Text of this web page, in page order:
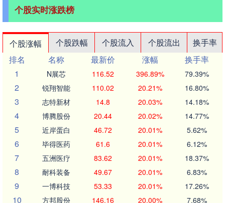
个股实时涨跌榜
个股涨幅 个股跌幅 个股流入 个股流出
换手率
排名
名称 最新价 涨幅
换手率
1
N展芯 116.52 396.89% 79.39%
2 锐翔智能 110.02 20.21% 16.80%
3 志特新材 14.8 20.03% 14.18%
4 博腾股份 20.44 20.02% 14.77%
5 近岸蛋白 46.72 20.01% 5.62%
6 毕得医药 61.6 20.01% 6.12%
7 五洲医疗 83.62 20.01% 18.37%
8 耐科装备 49.67 20.01% 6.83%
9 一博科技 53.33 20.01% 17.26%
10 方邦股份 146.16 20.00% 7.68%